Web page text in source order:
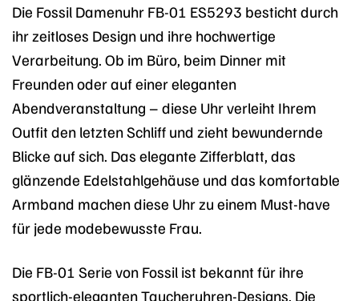
Die Fossil Damenuhr FB-01 ES5293 besticht durch
ihr zeitloses Design und ihre hochwertige
Verarbeitung. Ob im Büro, beim Dinner mit
Freunden oder auf einer eleganten
Abendveranstaltung – diese Uhr verleiht Ihrem
Outfit den letzten Schliff und zieht bewundernde
Blicke auf sich. Das elegante Zifferblatt, das
glänzende Edelstahlgehäuse und das komfortable
Armband machen diese Uhr zu einem Must-have
für jede modebewusste Frau.
Die FB-01 Serie von Fossil ist bekannt für ihre
sportlich-eleganten Taucheruhren-Designs. Die